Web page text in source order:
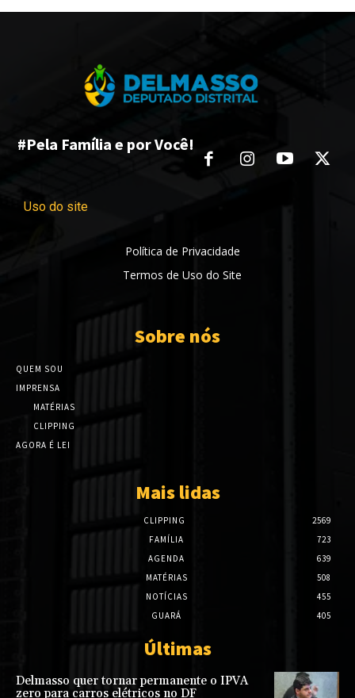
#Pela Família e por Você!
Uso do site
Política de Privacidade
Termos de Uso do Site
Sobre nós
QUEM SOU
IMPRENSA
MATÉRIAS
CLIPPING
AGORA É LEI
Mais lidas
CLIPPING
2569
FAMÍLIA
723
AGENDA
639
MATÉRIAS
508
NOTÍCIAS
455
GUARÁ
405
Últimas
Delmasso quer tornar permanente o IPVA
zero para carros elétricos no DF